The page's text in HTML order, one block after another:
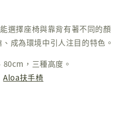
選擇座椅與靠背有著不同的顏
成為環境中引人注目的特色。
，三種高度。
Aloa扶手椅